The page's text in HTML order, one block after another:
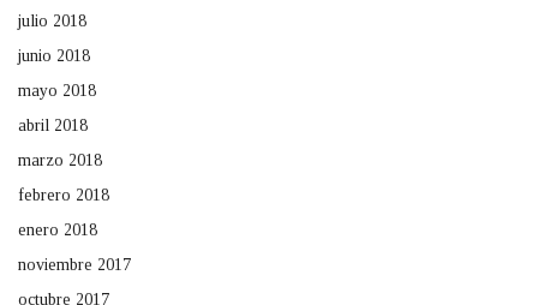
julio 2018
junio 2018
mayo 2018
abril 2018
marzo 2018
febrero 2018
enero 2018
noviembre 2017
octubre 2017